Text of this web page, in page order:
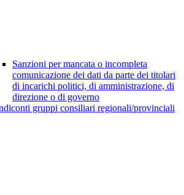
Sanzioni per mancata o incompleta
comunicazione dei dati da parte dei titolari
di incarichi politici, di amministrazione, di
direzione o di governo
gruppi consiliari regionali/provinciali